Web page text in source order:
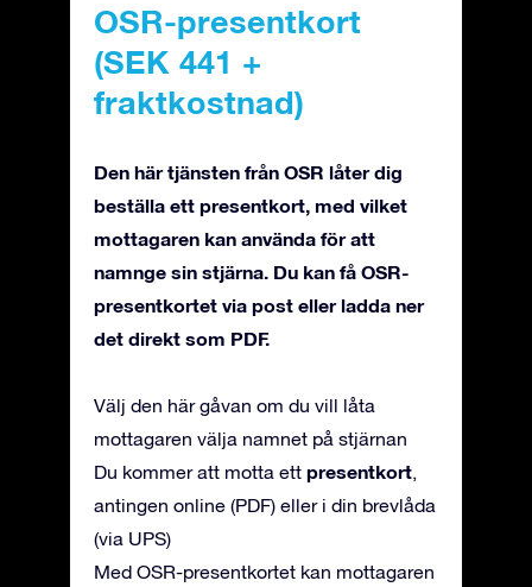
OSR-presentkort
(SEK 441 +
fraktkostnad)
Den här tjänsten från OSR låter dig
beställa ett presentkort, med vilket
mottagaren kan använda för att
namnge sin stjärna. Du kan få OSR-
presentkortet via post eller ladda ner
det direkt som PDF.
Välj den här gåvan om du vill låta
mottagaren välja namnet på stjärnan
Du kommer att motta ett presentkort,
antingen online (PDF) eller i din brevlåda
(via UPS)
Med OSR-presentkortet kan mottagaren